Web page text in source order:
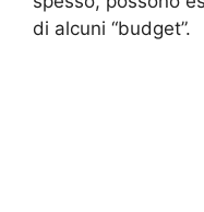
di alcuni “budget”.